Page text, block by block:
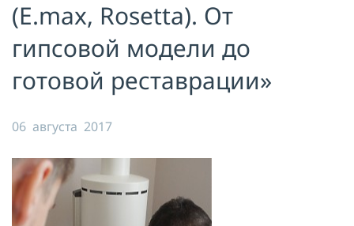
(E.max, Rosetta). От
гипсовой модели до
готовой реставрации»
06 августа 2017